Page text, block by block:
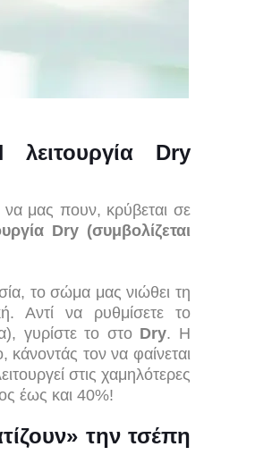
Dry
να μας πουν, κρύβεται σε
Dry (συμβολίζεται
το σώμα μας νιώθει τη
Αντί να ρυθμίσετε το
γυρίστε το στο Dry. Η
τον να φαίνεται
στις χαμηλότερες
έως και 40%!
την τσέπη